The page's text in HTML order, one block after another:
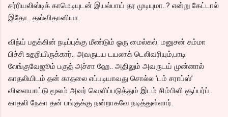
சர்ரியலிஸ்டிக் காமெடியுடன் இயல்பாய் தர முடியுமா..? என்று கேட்டால்
இதோ.. தஸ்விதானியா.
விந்ய் பதக்கின் நடிப்புக்கு மீண்டும் ஓரு மைல்கல். மனுசன் சும்மா
பிச்சி உதறியிருக்கார்.. அவருடய டயலாக் டெலிவரியும்,பாடி
லேங்குவேஜூம் பகுத் அச்சா ஹே.. அதிலும் அவருடய் முன்னால்
காதலியிடம் தன் காதலை எப்படியாவது சொல்ல ’டம் சராப்ஸ்’
விளையாட்டு மூலம் அவர் வெளிப்படுத்தும் இடம் சிம்பிளி சூப்பர்ப்..
காதலி நேகா தன் பங்குக்கு நன்றாகவே நடித்துள்ளார்.